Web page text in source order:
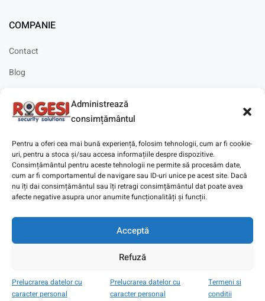
Administrează
consimțământul
Pentru a oferi cea mai bună experiență, folosim tehnologii, cum ar fi cookie-
uri, pentru a stoca și/sau accesa informațiile despre dispozitive.
Consimțământul pentru aceste tehnologii ne permite să procesăm date,
cum ar fi comportamentul de navigare sau ID-uri unice pe acest site. Dacă
nu îți dai consimțământul sau îți retragi consimțământul dat poate avea
afecte negative asupra unor anumite funcționalități și funcții.
Acceptă
Refuză
Prelucrarea datelor cu
caracter personal
Prelucrarea datelor cu
caracter personal
Termeni si
conditii
Magazin Wishlist
COMPANIE
Contact
Blog
Solicitare instalare
Copyright © 2025Digitaz.